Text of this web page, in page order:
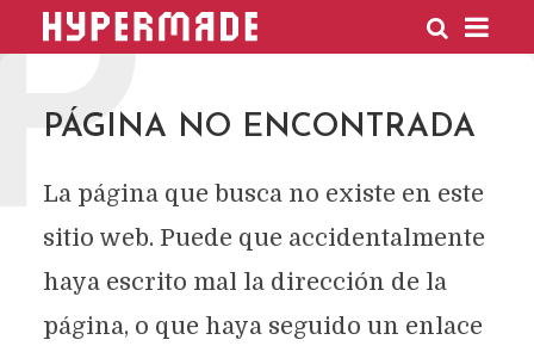
HYPERMADE
PÁGINA NO ENCONTRADA
La página que busca no existe en este
sitio web. Puede que accidentalmente
haya escrito mal la dirección de la
página, o que haya seguido un enlace